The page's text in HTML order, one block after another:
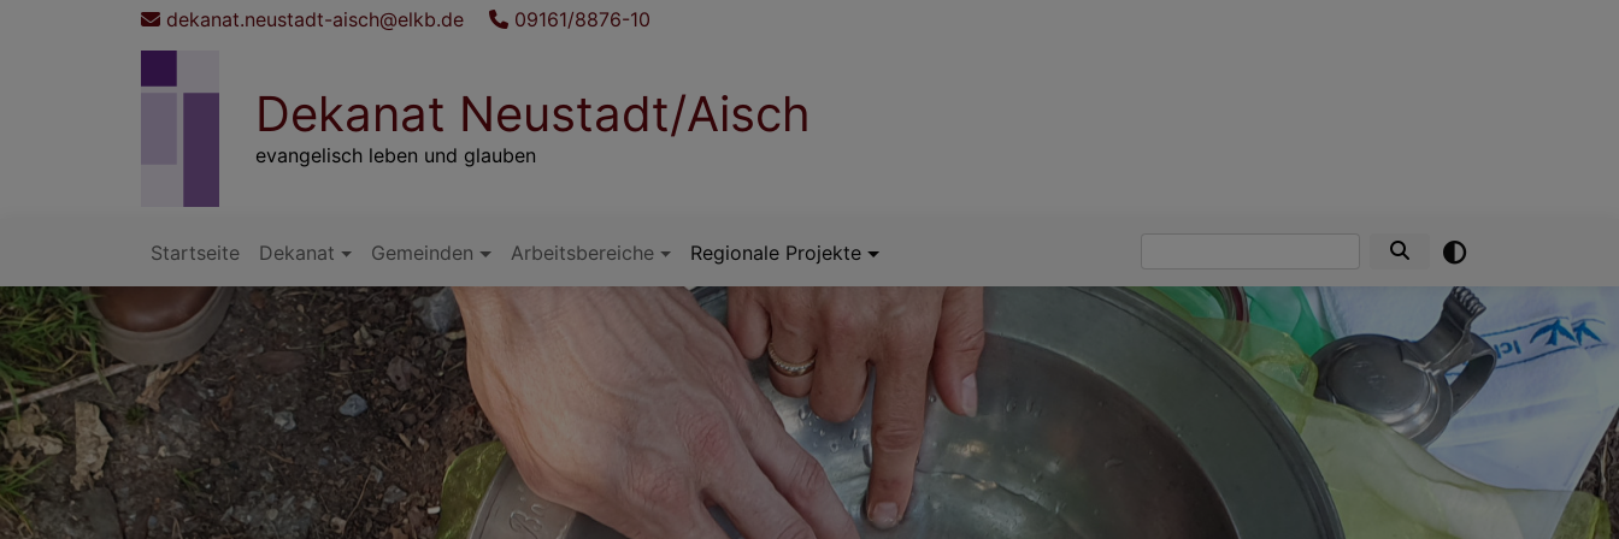
dekanat.neustadt-aisch@elkb.de 09161/8876-10
Dekanat Neustadt/Aisch
evangelisch leben und glauben
Hauptnavigation
Startseite Dekanat Gemeinden Arbeitsbereiche Regionale Projekte